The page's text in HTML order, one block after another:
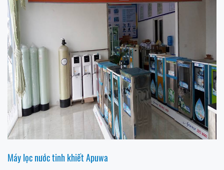
Máy lọc nước tinh khiết Apuwa